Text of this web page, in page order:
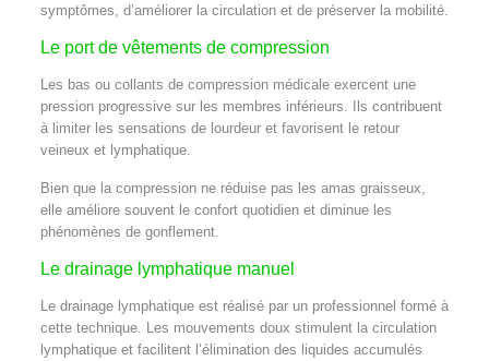
symptômes, d’améliorer la circulation et de préserver la mobilité.
Le port de vêtements de compression
Les bas ou collants de compression médicale exercent une
pression progressive sur les membres inférieurs. Ils contribuent
à limiter les sensations de lourdeur et favorisent le retour
veineux et lymphatique.
Bien que la compression ne réduise pas les amas graisseux,
elle améliore souvent le confort quotidien et diminue les
phénomènes de gonflement.
Le drainage lymphatique manuel
Le drainage lymphatique est réalisé par un professionnel formé à
cette technique. Les mouvements doux stimulent la circulation
lymphatique et facilitent l’élimination des liquides accumulés